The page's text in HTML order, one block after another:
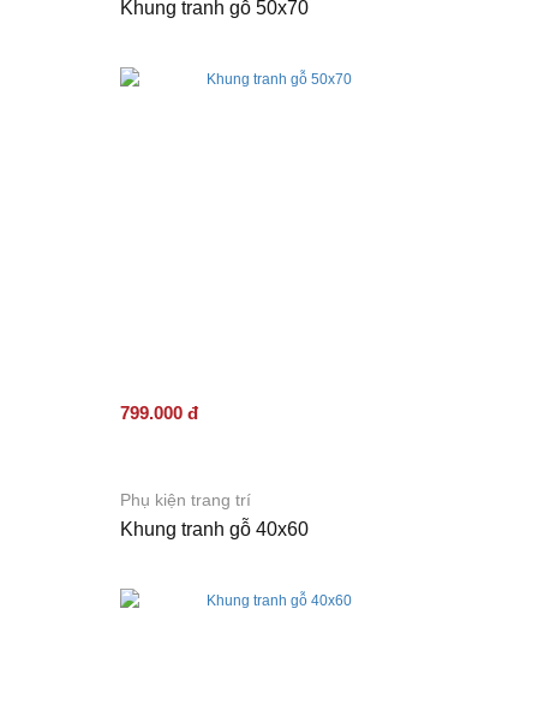
Khung tranh gỗ 50x70
799.000 đ
Phụ kiện trang trí
Khung tranh gỗ 40x60